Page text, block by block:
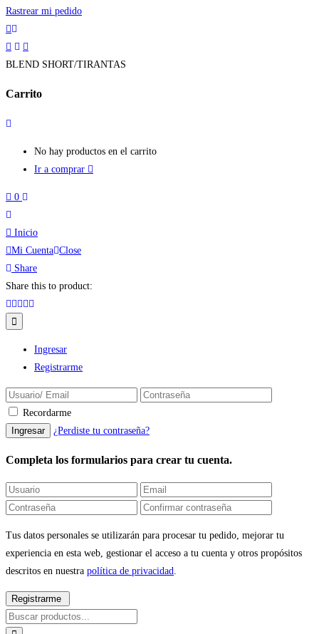
Rastrear mi pedido
BLEND SHORT/TIRANTAS
Carrito
No hay productos en el carrito
Ir a comprar
0
Inicio
Mi Cuenta Close
Share
Share this to product:
Ingresar
Registrarme
Recordarme
¿Perdiste tu contraseña?
Completa los formularios para crear tu cuenta.
Tus datos personales se utilizarán para procesar tu pedido, mejorar tu
experiencia en esta web, gestionar el acceso a tu cuenta y otros propósitos
descritos en nuestra política de privacidad